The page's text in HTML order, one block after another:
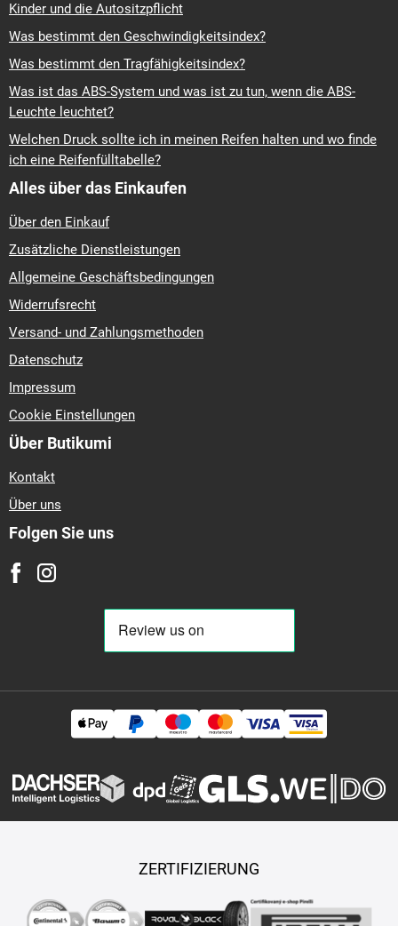
Kinder und die Autositzpflicht
Was bestimmt den Geschwindigkeitsindex?
Was bestimmt den Tragfähigkeitsindex?
Was ist das ABS-System und was ist zu tun, wenn die ABS-
Leuchte leuchtet?
Welchen Druck sollte ich in meinen Reifen halten und wo finde
ich eine Reifenfülltabelle?
Alles über das Einkaufen
Über den Einkauf
Zusätzliche Dienstleistungen
Allgemeine Geschäftsbedingungen
Widerrufsrecht
Versand- und Zahlungsmethoden
Datenschutz
Impressum
Cookie Einstellungen
Über Butikumi
Kontakt
Über uns
Folgen Sie uns
ZERTIFIZIERUNG